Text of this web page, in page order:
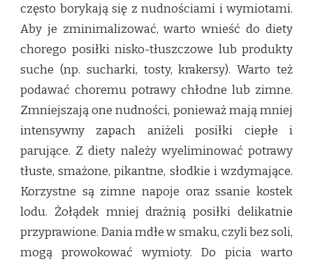
często borykają się z nudnościami i wymiotami.
Aby je zminimalizować, warto wnieść do diety
chorego posiłki nisko-tłuszczowe lub produkty
suche (np. sucharki, tosty, krakersy). Warto też
podawać choremu potrawy chłodne lub zimne.
Zmniejszają one nudności, ponieważ mają mniej
intensywny zapach aniżeli posiłki ciepłe i
parujące. Z diety należy wyeliminować potrawy
tłuste, smażone, pikantne, słodkie i wzdymające.
Korzystne są zimne napoje oraz ssanie kostek
lodu. Żołądek mniej drażnią posiłki delikatnie
przyprawione. Dania mdłe w smaku, czyli bez soli,
mogą prowokować wymioty. Do picia warto